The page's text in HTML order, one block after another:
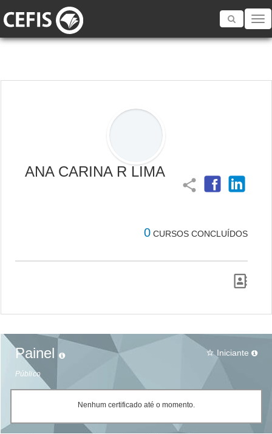
Toggle
ANA CARINA R LIMA
share
0 CURSOS CONCLUÍDOS
Painel
Público
star_border Iniciante
Nenhum certificado até o momento.